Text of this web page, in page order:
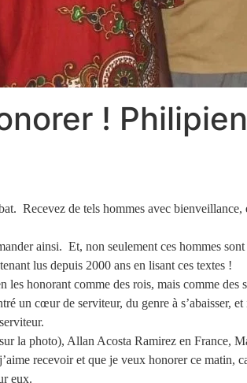
!
Recevez de tels hommes avec
ainsi. Et, non seulement ces hommes
lus depuis 2000 ans en lisant ces textes !
honorant comme des rois, mais comme des
un cœur de serviteur, du genre à s’abaisser,
la photo), Allan Acosta Ramirez en France,
recevoir et que je veux honorer ce matin,
eux.